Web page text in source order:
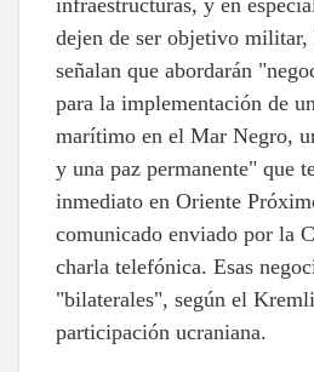
dejen de ser objetivo militar,
señalan que abordarán
para la implementación de
marítimo en el Mar Negro,
y una paz permanente" que
inmediato en Oriente
comunicado enviado por la
charla telefónica. Esas
"bilaterales", según el
participación ucraniana.